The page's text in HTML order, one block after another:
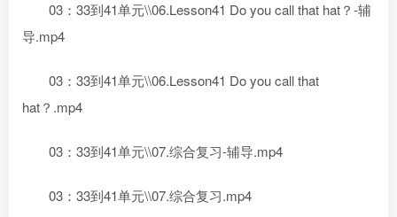
03：33到41单元\\06.Lesson41 Do you call that hat？-辅
导.mp4
03：33到41单元\\06.Lesson41 Do you call that
hat？.mp4
03：33到41单元\\07.综合复习-辅导.mp4
03：33到41单元\\07.综合复习.mp4